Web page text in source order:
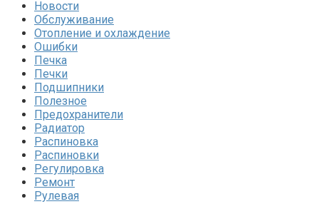
Новости
Обслуживание
Отопление и охлаждение
Ошибки
Печка
Печки
Подшипники
Полезное
Предохранители
Радиатор
Распиновка
Распиновки
Регулировка
Ремонт
Рулевая